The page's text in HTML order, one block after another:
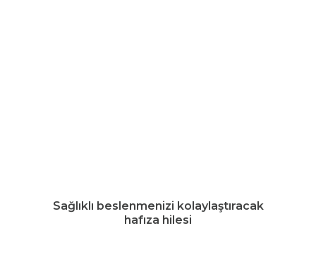
Sağlıklı beslenmenizi kolaylaştıracak
hafıza hilesi